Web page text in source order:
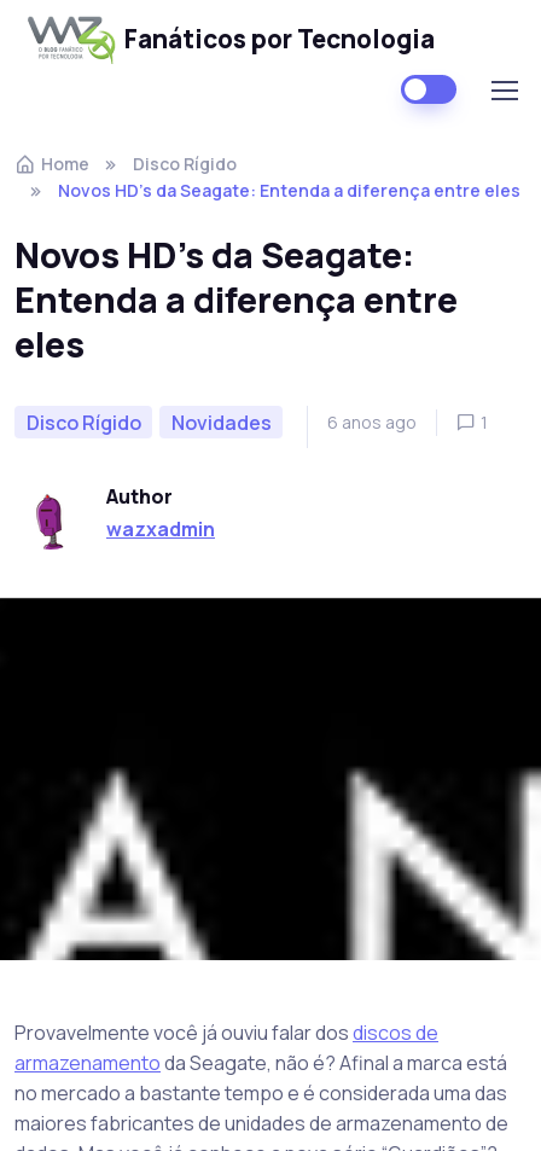
Fanáticos por Tecnologia
Home
Disco Rígido
Novos HD’s da Seagate: Entenda a diferença entre eles
Novos HD’s da Seagate:
Entenda a diferença entre
eles
Disco Rígido Novidades 6 anos ago 1
Author
wazxadmin
Provavelmente você já ouviu falar dosdiscos de
armazenamentoda Seagate, não é? Afinal a marca está
no mercado a bastante tempo e é considerada uma das
maiores fabricantes de unidades de armazenamento de